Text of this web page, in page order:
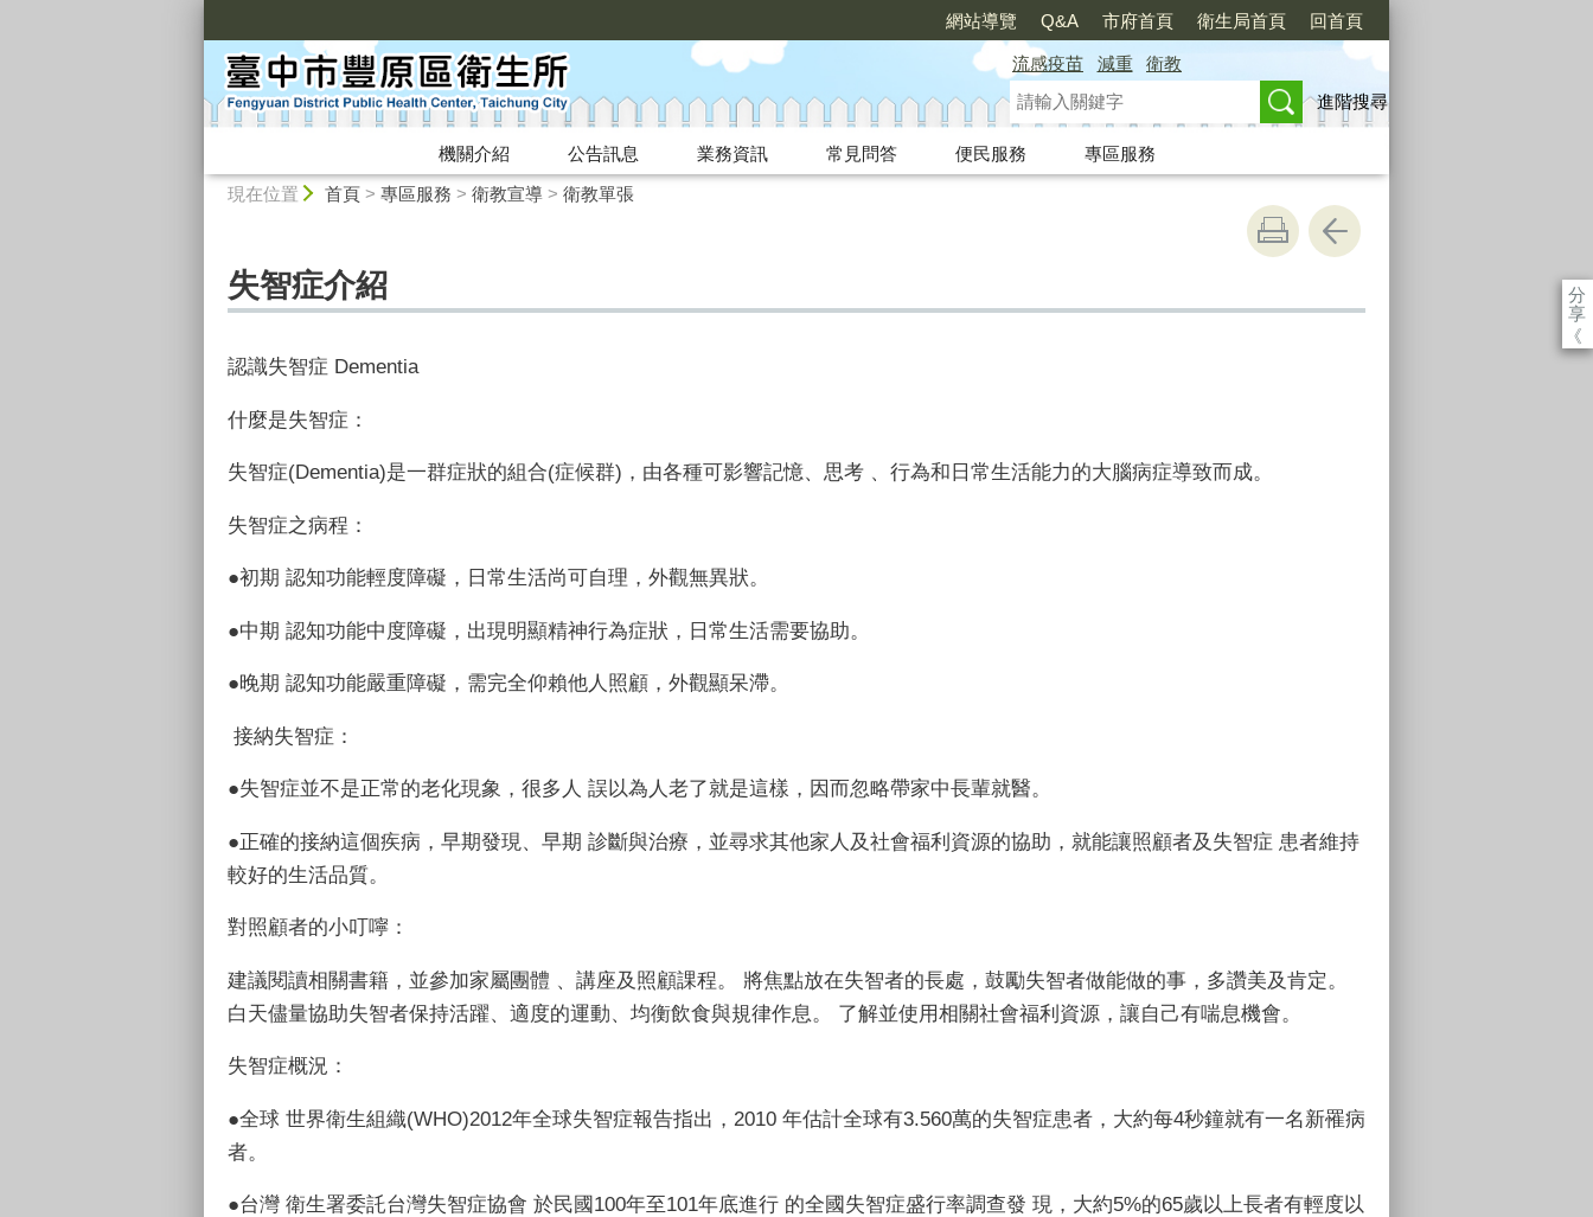
網站導覽 Q&A 市府首頁 衛生局首頁 回首頁
流感疫苗 減重
衛教
進階搜尋
機關介紹 公告訊息 業務資訊 常見問答 便民服務
專區服務
現在位置 首頁> 專區服務 > 衛教宣導> 衛教單張
分
享
《
失智症介紹
認識失智症 Dementia
什麼是失智症：
失智症(Dementia)是一群症狀的組合(症候群)，由各種可影響記憶、思考 、行為和日常生活能力的大腦病症導致而成。
失智症之病程 ：
●初期 認知功能輕度障礙，日常生活尚可自理，外觀無異狀。
●中期 認知功能中度障礙，出現明顯精神行為症狀，日常生活需要協助。
●晚期 認知功能嚴重障礙，需完全仰賴他人照顧，外觀顯呆滯。
接納失智症 ：
●失智症並不是正常的老化現象，很多人 誤以為人老了就是這樣，因而忽略帶家中長輩就醫。
●正確的接納這個疾病，早期發現、早期 診斷與治療，並尋求其他家人及社會福利資源的協助，就能讓照顧者及失智症 患者維持
較好的生活品質。
對照顧者的小叮嚀 ：
建議閱讀相關書籍，並參加家屬團體 、講座及照顧課程。 將焦點放在失智者的長處，鼓勵失智者做能做的事，多讚美及肯定。
白天儘量協助失智者保持活躍、適度的運動、均衡飲食與規律作息。 了解並使用相關社會福利資源，讓自己有喘息機會。
失智症概況 ：
●全球 世界衛生組織(WHO)2012年全球失智症報告指出，2010 年估計全球有3.560萬的失智症患者，大約每4秒鐘就有一名新罹病
者。
●台灣 衛生署委託台灣失智症協會 於民國100年至101年底進行 的全國失智症盛行率調查發 現，大約5%的65歲以上長者有輕度以